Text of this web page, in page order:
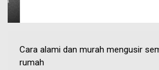
Cara alami dan murah mengusir
rumah